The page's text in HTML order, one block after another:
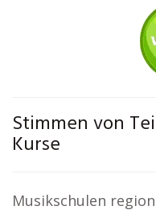
Stimmen von
Kurse
Musikschulen